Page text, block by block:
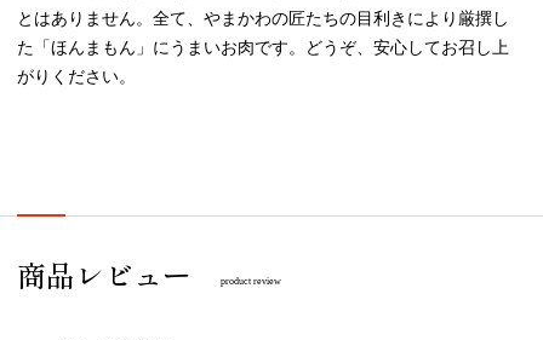
とはありません。全て、やまかわの匠たちの目利きにより厳撰し
た「ほんまもん」にうまいお肉です。どうぞ、安心してお召し上
がりください。
商品レビュー product review